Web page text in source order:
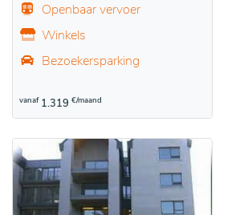
Openbaar vervoer
Winkels
Bezoekersparking
vanaf 1.319 €/maand